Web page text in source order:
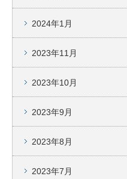
2024年1月
2023年11月
2023年10月
2023年9月
2023年8月
2023年7月